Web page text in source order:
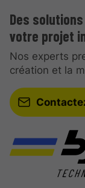
Des
votre projet
Nos experts
création et la